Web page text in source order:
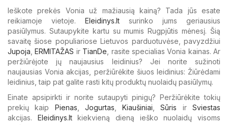
Ieškote prekės Vonia už mažiausią kainą? Tada jūs esate
reikiamoje vietoje. Eleidinys.lt surinko jums geriausius
pasiūlymus. Sutaupykite kartu su mumis Rugpjūtis mėnesį. Šią
savaitę šiose populiariose Lietuvos parduotuvėse, pavyzdžiui
Jupoja,ERMITAŽAS ir TianDe, rasite specialias Vonia kainas. Ar
peržiūrėjote jų naujausius leidinius? Jei norite sužinoti
naujausias Vonia akcijas, peržiūrėkite šiuos leidinius: Žiūrėdami
leidinius, taip pat galite rasti kitų produktų nuolaidų pasiūlymų.
Einate apsipirkti ir norite sutaupyti pinigų? Peržiūrėkite tokių
prekių kaip Pienas, Jogurtas,Kiaušiniai,Sūris irSviestas
akcijas. Eleidinys.ltkiekvieną dieną ieško nuolaidų visoms